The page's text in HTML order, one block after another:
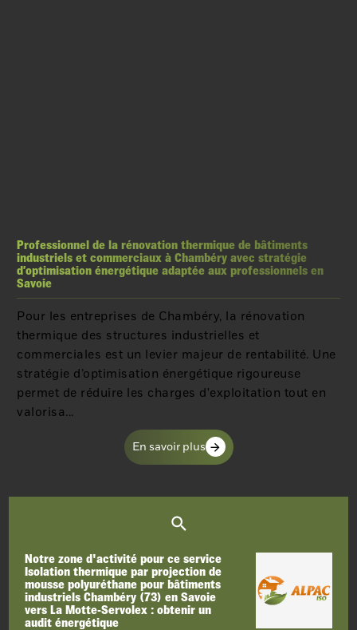
Professionnel de la rénovation thermique de bâtiments
industriels et commerciaux à Chambéry avec stratégie
d’optimisation énergétique adaptée aux professionnels en
Savoie
Pour les entreprises de Chambéry, la rénovation
thermique des structures industrielles et
commerciales est un levier majeur de rentabilité. Une
stratégie d’optimisation énergétique rigoureuse
permet de réduire les charges d'exploitation tout en
valorisa...
En savoir plus
Notre zone d'activité pour ce service
Isolation thermique par projection de
mousse polyuréthane pour bâtiments
industriels Chambéry (73) en Savoie
vers La Motte-Servolex : obtenir un
audit énergétique